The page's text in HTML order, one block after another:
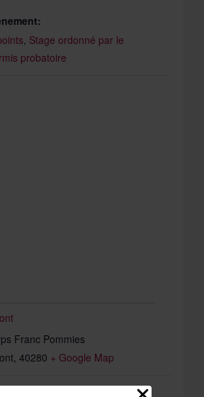
Stage ordonné par le
probatoire
Franc Pommies
40280 + Google Map